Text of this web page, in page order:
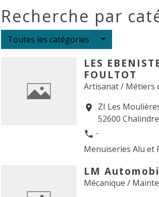
Recherche par
Toutes les catégories
LES
FOULTOT
Artisanat / Métiers
location_on
ZI Les
52600
phone -
Menuiseries Alu et
LM
Mécanique /